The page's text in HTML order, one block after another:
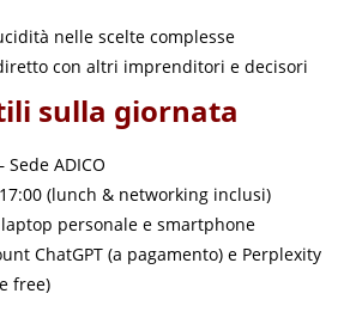
nelle scelte complesse
con altri imprenditori e decisori
sulla giornata
ADICO
(lunch & networking inclusi)
personale e smartphone
ChatGPT (a pagamento) e Perplexity
free)